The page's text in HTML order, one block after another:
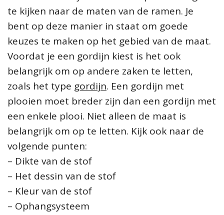
te kijken naar de maten van de ramen. Je
bent op deze manier in staat om goede
keuzes te maken op het gebied van de maat.
Voordat je een gordijn kiest is het ook
belangrijk om op andere zaken te letten,
zoals het type gordijn. Een gordijn met
plooien moet breder zijn dan een gordijn met
een enkele plooi. Niet alleen de maat is
belangrijk om op te letten. Kijk ook naar de
volgende punten:
– Dikte van de stof
– Het dessin van de stof
– Kleur van de stof
– Ophangsysteem